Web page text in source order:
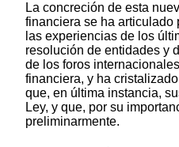
La concreción de esta
financiera se ha articulado
las experiencias de los
resolución de entidades y
de los foros
financiera, y ha
que, en última instancia,
Ley, y que, por su
preliminarmente.